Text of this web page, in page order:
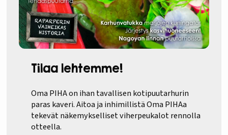
Tilaa lehtemme!
Oma PIHA on ihan tavallisen kotipuutarhurin
paras kaveri. Aitoa ja inhimillistä Oma PIHAa
tekevät näkemykselliset viherpeukalot rennolla
otteella.